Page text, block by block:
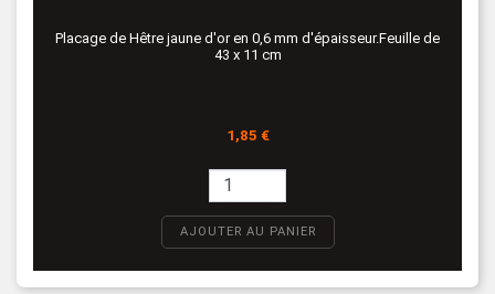
Placage de Hêtre jaune d'or en 0,6 mm d'épaisseur.Feuille de
43 x 11 cm
Prix
1,85 €
AJOUTER AU PANIER